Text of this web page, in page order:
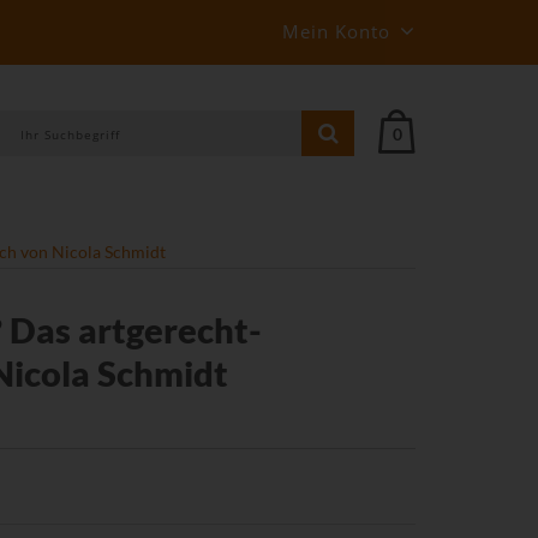
Mein Konto
0
von Nicola Schmidt
artgerecht-
Schmidt